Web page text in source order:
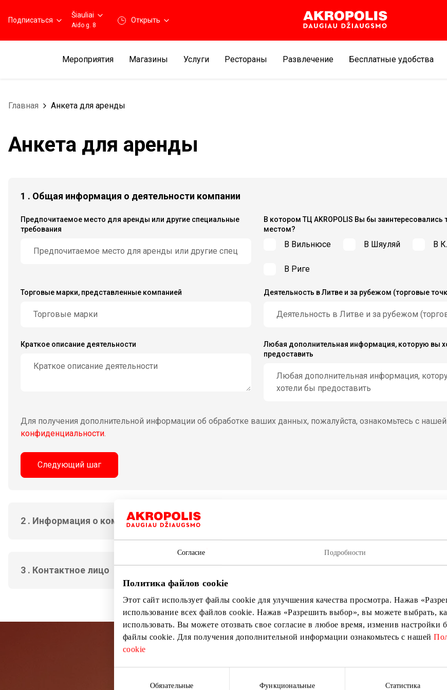
Согласие Подробности
Политика файлов cookie
Этот сайт использует файлы cookie для улучшения качества просмотра. Нажав
использование всех файлов cookie. Нажав «Разрешить выбор», вы можете выбрать,
использовать. Вы можете отозвать свое согласие в любое время, изменив настройки
файлы cookie. Для получения дополнительной информации ознакомьтесь с нашей
cookie
Обязательные Функциональные Статистика
Подписаться
Šiauliai
Aido g. 8
Открыть
Мероприятия Магазины Услуги Рестораны Развлечение Бесплатные удобства
Главная Анкета для аренды
Анкета для аренды
1 . Общая информация о деятельности компании
Предпочитаемое место для аренды или другие специальные
требования
В котором ТЦ AKROPOLIS Вы бы заинтересовались
местом?
В Вильнюсе В Шяуляй В
В Риге
Торговые марки, представленные компанией Деятельность в Литве и за рубежом (торговые
Краткое описание деятельности
Любая дополнительная информация, которую вы
предоставить
Для получения дополнительной информации об обработке ваших данных, пожалуйста, ознакомьтесь с нашей
конфиденциальности.
Следующий шаг
2 . Информация о компании
3 . Контактное лицо
Подписывайтесь на рассылку